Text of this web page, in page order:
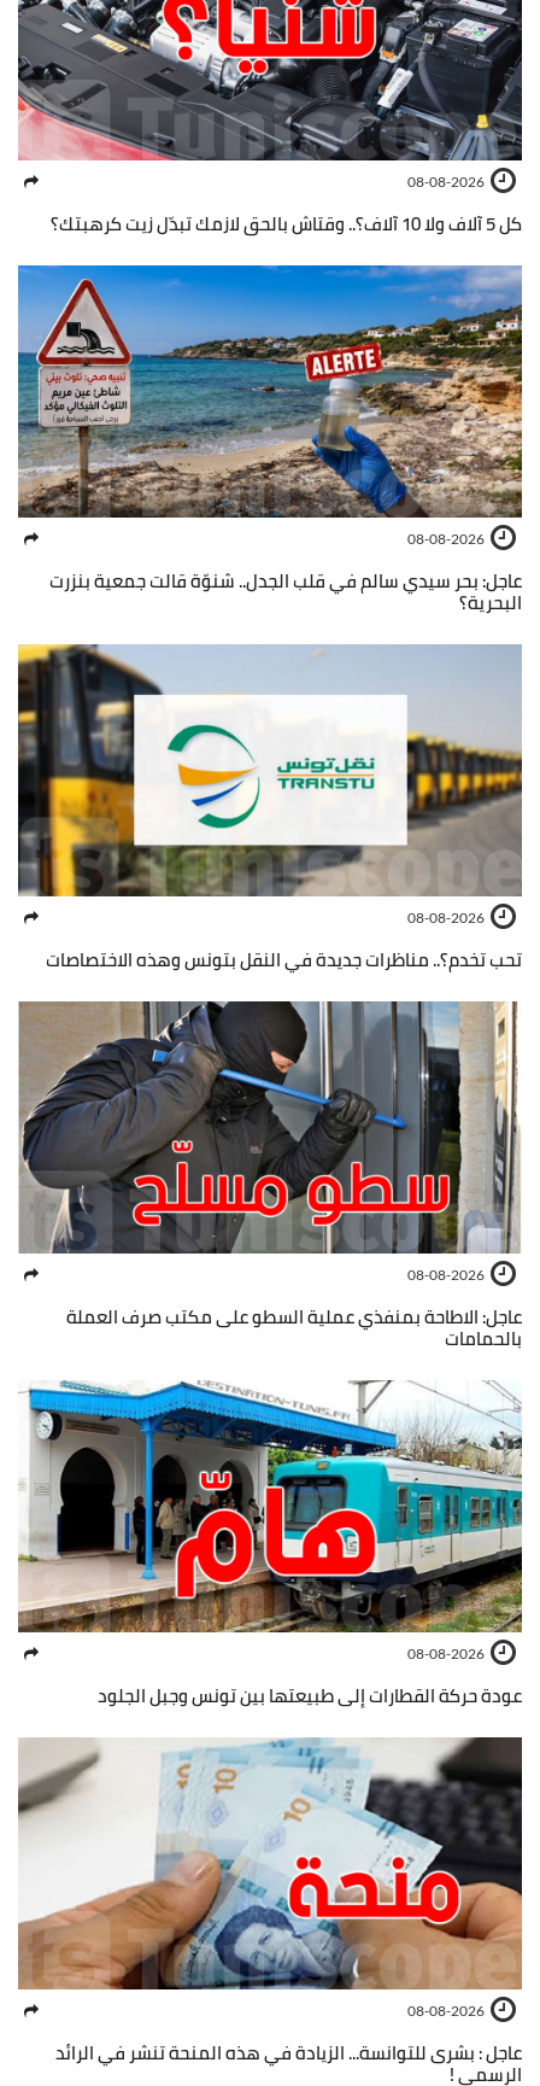
08-08-2026
كل 5 آلاف ولا 10 آلاف؟.. وقتاش بالحق لازمك تبدّل زيت كرهبتك؟
08-08-2026
عاجل: بحر سيدي سالم في قلب الجدل.. شنوّة قالت جمعية بنزرت
البحرية؟
08-08-2026
تحب تخدم؟.. مناظرات جديدة في النقل بتونس وهذه الاختصاصات
08-08-2026
عاجل: الاطاحة بمنفذي عملية السطو على مكتب صرف العملة
بالحمامات
08-08-2026
عودة حركة القطارات إلى طبيعتها بين تونس وجبل الجلود
08-08-2026
عاجل : بشرى للتوانسة... الزيادة في هذه المنحة تنشر في الرائد
الرسمي !